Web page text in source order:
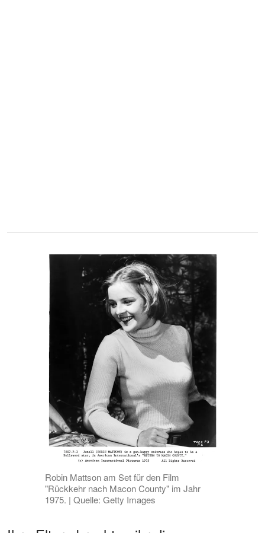
Robin Mattson am Set für den Film
"Rückkehr nach Macon County" im Jahr
1975. | Quelle: Getty Images